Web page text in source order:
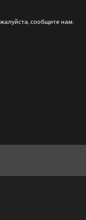
сообщите нам.